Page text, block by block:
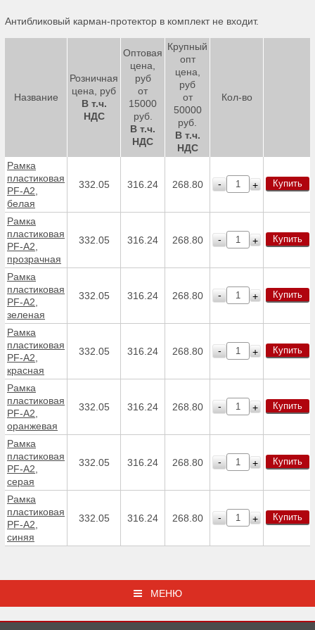
Антибликовый карман-протектор в комплект не входит.
Название
Розничная
цена, руб
В т.ч.
НДС
Оптовая
цена,
руб
от
15000
руб.
В т.ч.
НДС
Крупный
опт
цена,
руб
от
50000
руб.
В т.ч.
НДС
Кол-во
Рамка
пластиковая
PF-А2,
белая
332.05 316.24 268.80 - + Купить
Рамка
пластиковая
PF-А2,
прозрачная
332.05 316.24 268.80 - + Купить
Рамка
пластиковая
PF-А2,
зеленая
332.05 316.24 268.80 - + Купить
Рамка
пластиковая
PF-А2,
красная
332.05 316.24 268.80 - + Купить
Рамка
пластиковая
PF-А2,
оранжевая
332.05 316.24 268.80 - + Купить
Рамка
пластиковая
PF-А2,
серая
332.05 316.24 268.80 - + Купить
Рамка
пластиковая
PF-А2,
синяя
332.05 316.24 268.80 - + Купить
МЕНЮ